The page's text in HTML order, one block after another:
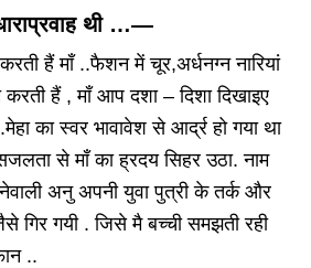
थी …—
हैं माँ ..फैशन में चूर,अर्धनग्न नारियां
करती हैं , माँ आप दशा – दिशा दिखाइए
का स्वर भावावेश से आर्द्र हो गया था
से माँ का ह्रदय सिहर उठा. नाम
अनु अपनी युवा पुत्री के तर्क और
गिर गयी . जिसे मै बच्ची समझती रही
..